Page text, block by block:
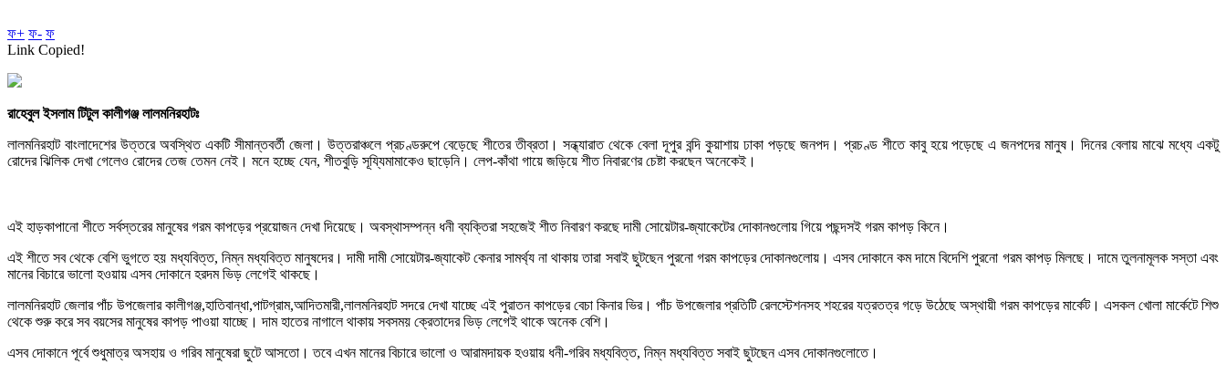
ফ+ ফ- ফ
Link Copied!
রাহেবুল ইসলাম টিটুল কালীগঞ্জ লালমনিরহাটঃ
লালমনিরহাট বাংলাদেশের উত্তরে অবস্থিত একটি সীমান্তবর্তী জেলা। উত্তরাঞ্চলে প্রচণ্ডরুপে বেড়েছে শীতের তীব্রতা। সন্ধ্যারাত থেকে বেলা দূপুর বন্দি কুয়াশায় ঢাকা পড়ছে জনপদ। প্রচণ্ড শীতে কাবু হয়ে পড়েছে এ জনপদের মানুষ। দিনের বেলায় মাঝে মধ্যে একটু
রোদের ঝিলিক দেখা গেলেও রোদের তেজ তেমন নেই। মনে হচ্ছে যেন, শীতবুড়ি সূয্যিমামাকেও ছাড়েনি। লেপ-কাঁথা গায়ে জড়িয়ে শীত নিবারণের চেষ্টা করছেন অনেকেই।
এই হাড়কাপানো শীতে সর্বস্তরের মানুষের গরম কাপড়ের প্রয়োজন দেখা দিয়েছে। অবস্থাসম্পন্ন ধনী ব্যক্তিরা সহজেই শীত নিবারণ করছে দামী সোয়েটার-জ্যাকেটের দোকানগুলোয় গিয়ে পছন্দসই গরম কাপড় কিনে।
এই শীতে সব থেকে বেশি ভুগতে হয় মধ্যবিত্ত, নিম্ন মধ্যবিত্ত মানুষদের। দামী দামী সোয়েটার-জ্যাকেট কেনার সামর্থ্য না থাকায় তারা সবাই ছুটছেন পুরনো গরম কাপড়ের দোকানগুলোয়। এসব দোকানে কম দামে বিদেশি পুরনো গরম কাপড় মিলছে। দামে তুলনামূলক সস্তা এবং
মানের বিচারে ভালো হওয়ায় এসব দোকানে হরদম ভিড় লেগেই থাকছে।
লালমনিরহাট জেলার পাঁচ উপজেলার কালীগঞ্জ,হাতিবান্ধা,পাটগ্রাম,আদিতমারী,লালমনিরহাট সদরে দেখা যাচ্ছে এই পুরাতন কাপড়ের বেচা কিনার ভির। পাঁচ উপজেলার প্রতিটি রেলস্টেশনসহ শহরের যত্রতত্র গড়ে উঠেছে অস্থায়ী গরম কাপড়ের মার্কেট। এসকল খোলা মার্কেটে শিশু
থেকে শুরু করে সব বয়সের মানুষের কাপড় পাওয়া যাচ্ছে। দাম হাতের নাগালে থাকায় সবসময় ক্রেতাদের ভিড় লেগেই থাকে অনেক বেশি।
এসব দোকানে পূর্বে শুধুমাত্র অসহায় ও গরিব মানুষেরা ছুটে আসতো। তবে এখন মানের বিচারে ভালো ও আরামদায়ক হওয়ায় ধনী-গরিব মধ্যবিত্ত, নিম্ন মধ্যবিত্ত সবাই ছুটছেন এসব দোকানগুলোতে।